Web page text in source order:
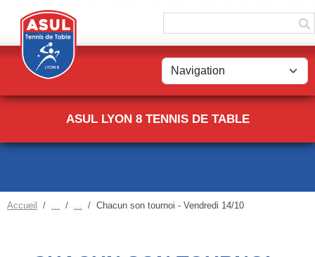
ASUL LYON 8 TENNIS DE TABLE
Accueil Chacun son tournoi - Vendredi 14/10
Panneau de gestion des cookies